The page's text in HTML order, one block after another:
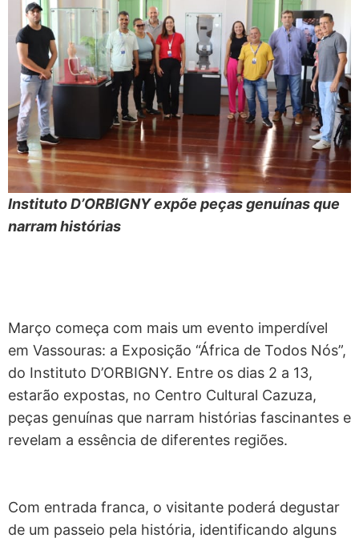
Instituto D’ORBIGNY expõe peças genuínas que
narram histórias
Março começa com mais um evento imperdível
em Vassouras: a Exposição “África de Todos Nós”,
do Instituto D’ORBIGNY. Entre os dias 2 a 13,
estarão expostas, no Centro Cultural Cazuza,
peças genuínas que narram histórias fascinantes e
revelam a essência de diferentes regiões.
Com entrada franca, o visitante poderá degustar
de um passeio pela história, identificando alguns